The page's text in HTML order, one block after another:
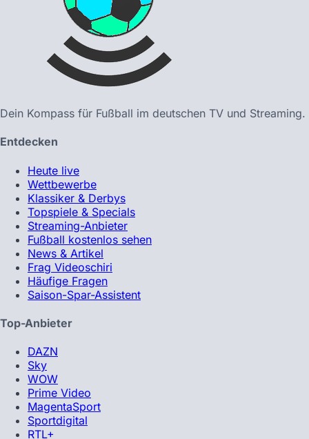
Dein Kompass für Fußball im deutschen TV und Streaming.
Entdecken
Heute live
Wettbewerbe
Klassiker & Derbys
Topspiele & Specials
Streaming-Anbieter
Fußball kostenlos sehen
News & Artikel
Frag Videoschiri
Häufige Fragen
Saison-Spar-Assistent
Top-Anbieter
DAZN
Sky
WOW
Prime Video
MagentaSport
Sportdigital
RTL+